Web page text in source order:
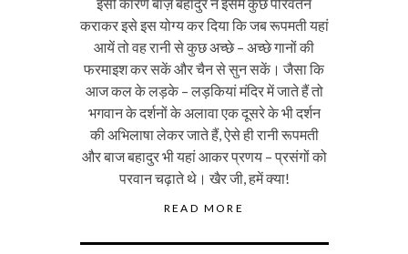
कराकर इसे इस योग्य कर दिया कि जब रूपमती यहां
आयें तो वह रानी से कुछ अच्छे – अच्छे गानों की
फरमाइश कर सकें और चैन से सुन सकें। जैसा कि
आज कल के लड़के – लड़कियां मंदिर में जाते हैं तो
भगवान के दर्शनों के अलावा एक दूसरे के भी दर्शन
की अभिलाषा लेकर जाते हैं, ऐसे ही रानी रूपमती
और बाज बहादुर भी यहां आकर प्रणय – प्रसंगों को
परवान चढ़ाते थे। खैर जी, हमें क्या!
READ MORE